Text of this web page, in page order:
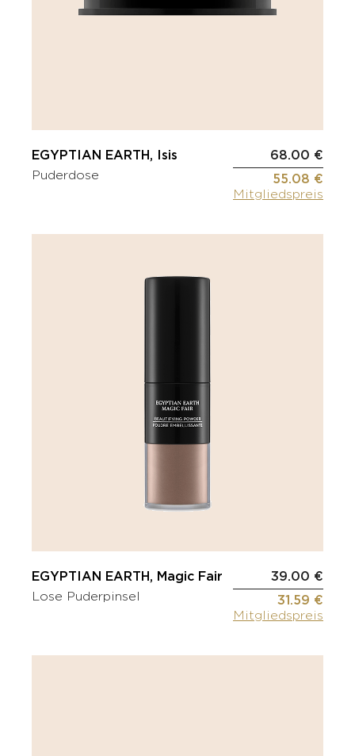
EGYPTIAN EARTH, Isis
Puderdose
68.00 €
55.08 €
Mitgliedspreis
EGYPTIAN EARTH, Magic Fair
Lose Puderpinsel
39.00 €
31.59 €
Mitgliedspreis